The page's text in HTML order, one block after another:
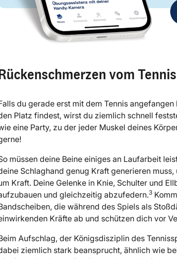
vom
du gerade erst mit dem Tennis
Platz findest, wirst du ziemlich schnell
eine Party, zu der jeder Muskel deines
müssen deine Beine einiges an Laufarbeit
Schlaghand genug Kraft generieren
Kraft. Deine Gelenke in Knie, Schulter und
und gleichzeitig abzufedern.3
die während des Spiels als
Kräfte ab und schützen dich vor
Aufschlag, der Königsdisziplin des
ziemlich stark beansprucht, ähnlich wie